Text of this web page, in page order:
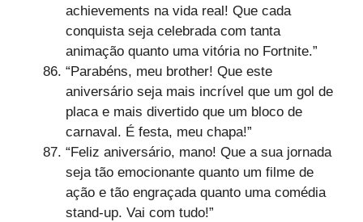
achievements na vida real! Que cada
conquista seja celebrada com tanta
animação quanto uma vitória no Fortnite.”
“Parabéns, meu brother! Que este
aniversário seja mais incrível que um gol de
placa e mais divertido que um bloco de
carnaval. É festa, meu chapa!”
“Feliz aniversário, mano! Que a sua jornada
seja tão emocionante quanto um filme de
ação e tão engraçada quanto uma comédia
stand-up. Vai com tudo!”